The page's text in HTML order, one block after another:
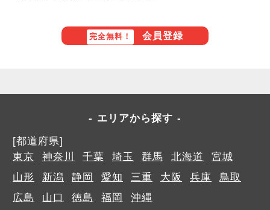
完全無料！ 会員登録
エリアから探す
[都道府県]
東京
神奈川 千葉 埼玉 群馬 北海道
宮城
山形
新潟 静岡 愛知 三重 大阪 兵庫
鳥取
広島
山口 徳島 福岡 沖縄